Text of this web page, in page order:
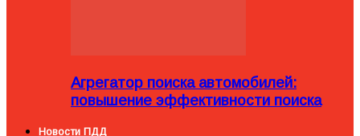
Агрегатор поиска автомобилей:
повышение эффективности поиска
Новости ПДД